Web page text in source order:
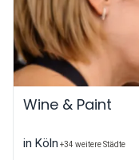
Wine & Paint
in Köln +34 weitere Städte